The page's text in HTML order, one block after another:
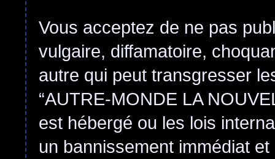
Vous acceptez de ne pas
vulgaire, diffamatoire,
autre qui peut transgresser
“AUTRE-MONDE LA
est hébergé ou les lois
un bannissement immédiat